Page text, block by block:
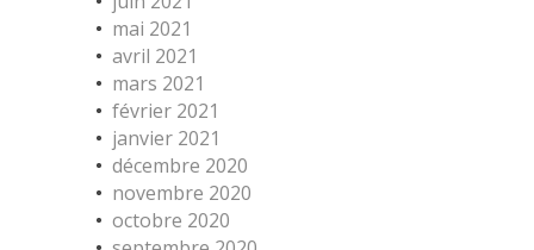
mai 2021
avril 2021
mars 2021
février 2021
janvier 2021
décembre 2020
novembre 2020
octobre 2020